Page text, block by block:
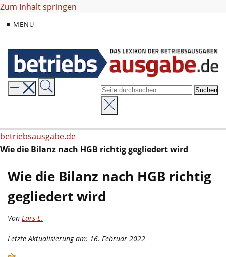
Zum Inhalt springen
≡ MENU
betriebsausgabe.de
Wie die Bilanz nach HGB richtig gegliedert wird
Wie die Bilanz nach HGB richtig
gegliedert wird
Von Lars E.
Letzte Aktualisierung am: 16. Februar 2022